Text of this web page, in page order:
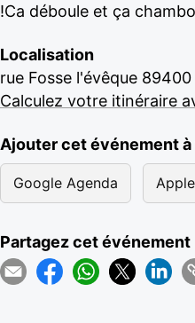
!Ca déboule et ça
Localisation
rue Fosse l'évêque 89400
Calculez votre itinéraire
Ajouter cet événement
Google Agenda
Partagez cet événement